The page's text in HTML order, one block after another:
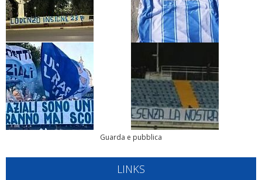
Guarda e pubblica
LINKS